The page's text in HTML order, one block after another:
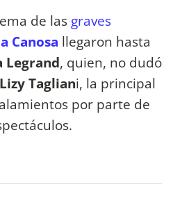
de las graves
Canosa llegaron hasta
Legrand, quien, no dudó
Lizy Tagliani, la principal
por parte de